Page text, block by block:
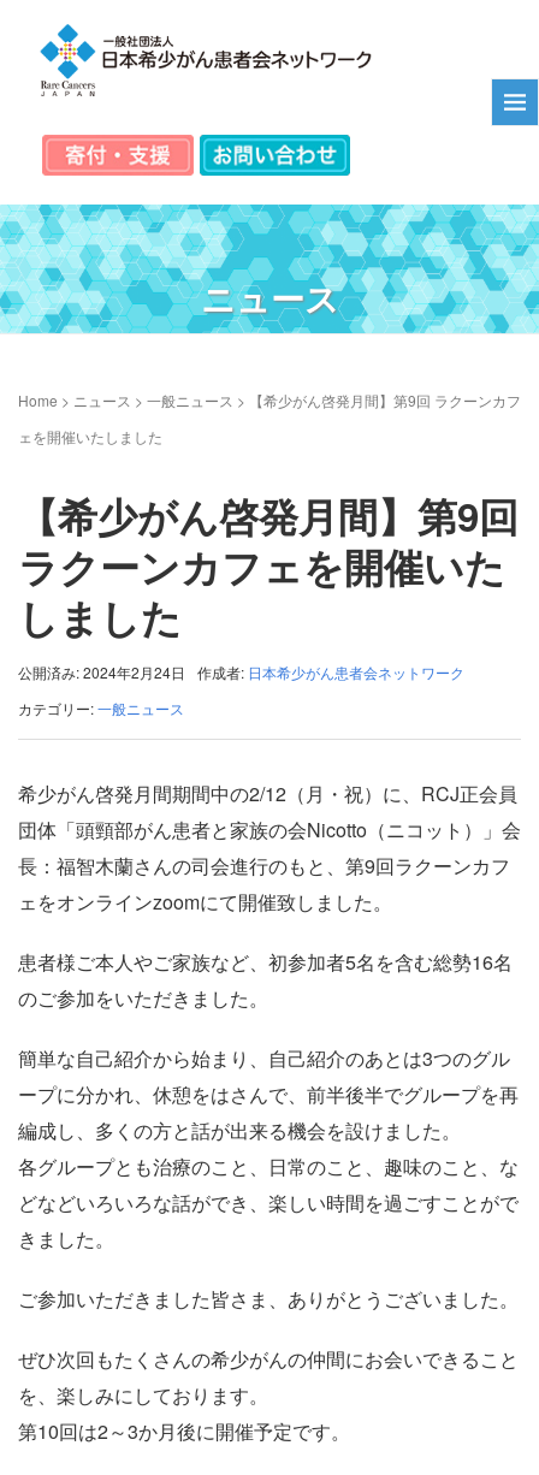
ニュース
Home > ニュース > 一般ニュース >
【希少がん啓発月間】第9回 ラクーンカフ
ェを開催いたしました
【希少がん啓発月間】第9回
ラクーンカフェを開催いた
しました
公開済み: 2024年2月24日 作成者: 日本希少がん患者会ネットワーク
カテゴリー:一般ニュース
希少がん啓発月間期間中の2/12（月・祝）に、RCJ正会員
団体「頭頸部がん患者と家族の会Nicotto（ニコット）」会
長：福智木蘭さんの司会進行のもと、第9回ラクーンカフ
ェをオンラインzoomにて開催致しました。
患者様ご本人やご家族など、初参加者5名を含む総勢16名
のご参加をいただきました。
簡単な自己紹介から始まり、自己紹介のあとは3つのグル
ープに分かれ、休憩をはさんで、前半後半でグループを再
編成し、多くの方と話が出来る機会を設けました。
各グループとも治療のこと、日常のこと、趣味のこと、な
どなどいろいろな話ができ、楽しい時間を過ごすことがで
きました。
ご参加いただきました皆さま、ありがとうございました。
ぜひ次回もたくさんの希少がんの仲間にお会いできること
を、楽しみにしております。
第10回は2～3か月後に開催予定です。